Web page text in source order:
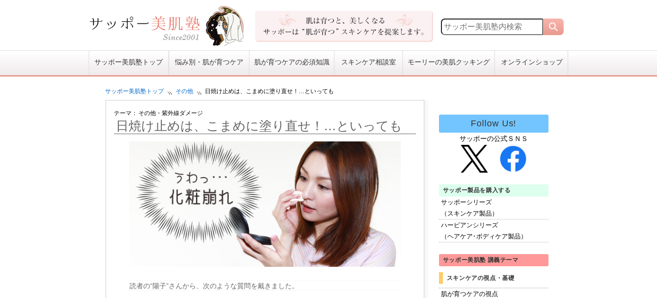
サッポー美肌塾トップ 悩み別・肌が育つケア 肌が育つケアの必須知識 スキンケア相談室 モーリーの美肌クッキング オンラインショップ
サッポー美肌塾 トップ その他 日焼け止めは、こまめに塗り直せ！…といっても
テーマ： その他 ・紫外線ダメージ
日焼け止めは、こまめに塗り直せ！…といっても
読者の“陽子”さんから、次のような質問を戴きました。
Follow Us!
サッポーの公式ＳＮＳ
サッポー製品を購入する
サッポーシリーズ
（スキンケア製品）
ハービアンシリーズ
（ヘアケア･ボディケア製品）
サッポー美肌塾 講義テーマ
スキンケアの視点・基礎
肌が育つケアの視点